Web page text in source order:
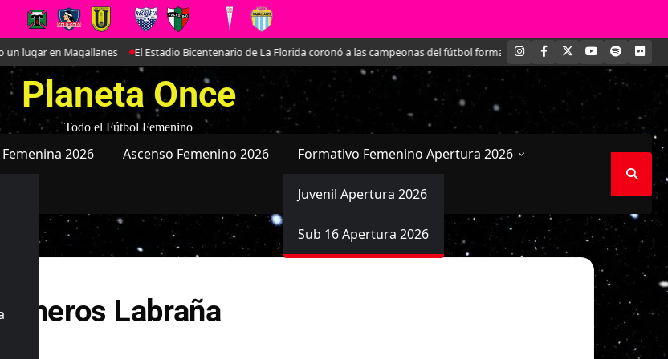
lugar en Magallanes El Estadio Bicentenario de La Florida coronó a las campeonas del fútbol formativo femenino Conversamos en
INSTAGRAM
FACEBOOK YOUTUBE
SPOTIFY
Planeta Once
Todo el Fútbol Femenino
2026 Ascenso Femenino 2026 Formativo Femenino Apertura 2026
Juvenil Apertura 2026
Sub 16 Apertura 2026
Labraña